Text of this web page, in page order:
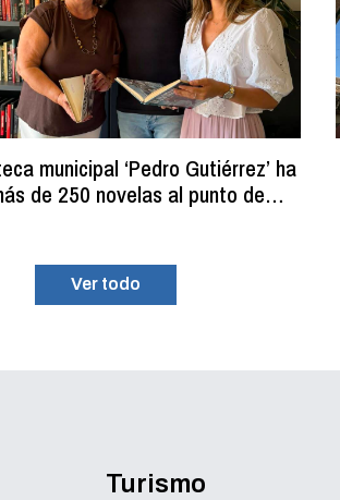
municipal ‘Pedro Gutiérrez’ ha
de 250 novelas al punto de
Ver todo
Turismo